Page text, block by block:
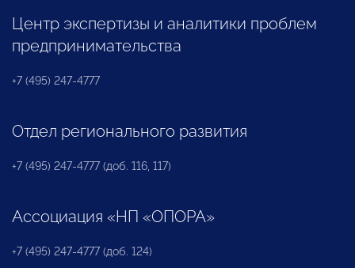
Центр экспертизы и аналитики проблем
предпринимательства
+7 (495) 247-4777
Отдел регионального развития
+7 (495) 247-4777 (доб. 116, 117)
Ассоциация «НП «ОПОРА»
+7 (495) 247-4777 (доб. 124)